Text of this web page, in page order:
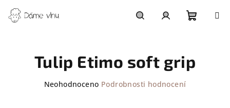
na
obsah
košík
Tulip Etimo soft grip
Průměrné
Neohodnoceno Podrobnosti hodnocení